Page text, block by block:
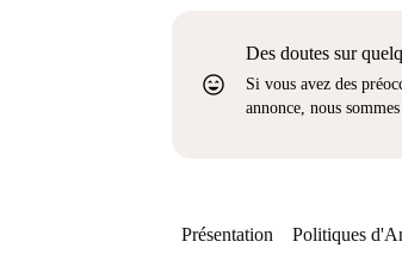
sentiment_very_satisfied
Des doutes sur
Si vous avez des
annonce, nous
Présentation Politiques